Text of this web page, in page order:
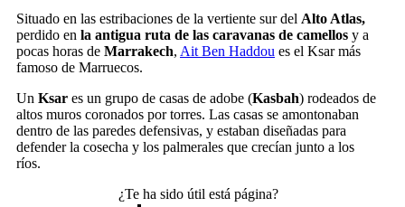
Situado en las estribaciones de la vertiente sur del Alto Atlas,
perdido en la antigua ruta de las caravanas de camellos y a
pocas horas de Marrakech, Ait Ben Haddou es el Ksar más
famoso de Marruecos.
Un Ksar es un grupo de casas de adobe (Kasbah) rodeados de
altos muros coronados por torres. Las casas se amontonaban
dentro de las paredes defensivas, y estaban diseñadas para
defender la cosecha y los palmerales que crecían junto a los
ríos.
¿Te ha sido útil está página?